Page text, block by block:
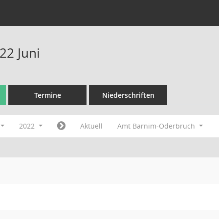
Juni
Termine Niederschriften
2022 Aktuell Amt Barnim-Oderbruch